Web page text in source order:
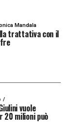
Mandala
trattativa con il
vuole
20 milioni può